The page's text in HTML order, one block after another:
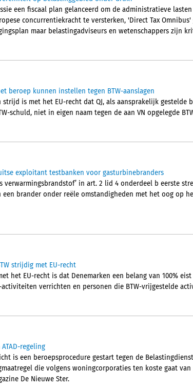
een fiscaal plan gelanceerd om de administratieve
concurrentiekracht te versterken, 'Direct Tax Omnibus'
maar belastingadviseurs en wetenschappers zijn
beroep kunnen instellen tegen BTW-aanslagen
is met het EU-recht dat QJ, als aansprakelijk gestelde
schuld, niet in eigen naam tegen de aan VN opgelegde
exploitant testbanken voor gasturbinebranders
verwarmingsbrandstof’ in art. 2 lid 4 onderdeel b eerste
brander onder reële omstandigheden met het oog op
strijdig met EU-recht
het EU-recht is dat Denemarken een belang van 100%
activiteiten verrichten en personen die BTW-vrijgestelde
regeling
is een beroepsprocedure gestart tegen de
die volgens woningcorporaties ten koste gaat
De Nieuwe Ster.